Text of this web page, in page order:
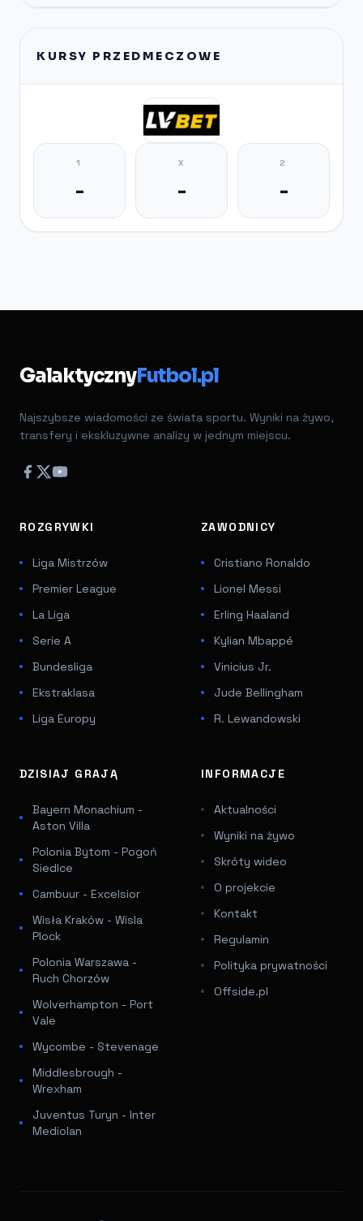
KURSY PRZEDMECZOWE
1
-
X
-
2
-
GalaktycznyFutbol.pl
Najszybsze wiadomości ze świata sportu. Wyniki na żywo,
transfery i ekskluzywne analizy w jednym miejscu.
ROZGRYWKI
Liga Mistrzów
Premier League
La Liga
Serie A
Bundesliga
Ekstraklasa
Liga Europy
ZAWODNICY
Cristiano Ronaldo
Lionel Messi
Erling Haaland
Kylian Mbappé
Vinicius Jr.
Jude Bellingham
R. Lewandowski
DZISIAJ GRAJĄ
Bayern Monachium -
Aston Villa
Polonia Bytom - Pogoń
Siedlce
Cambuur - Excelsior
Wisła Kraków - Wisla
Plock
Polonia Warszawa -
Ruch Chorzów
Wolverhampton - Port
Vale
Wycombe - Stevenage
Middlesbrough -
Wrexham
Juventus Turyn - Inter
Mediolan
INFORMACJE
Aktualności
Wyniki na żywo
Skróty wideo
O projekcie
Kontakt
Regulamin
Polityka prywatności
Offside.pl